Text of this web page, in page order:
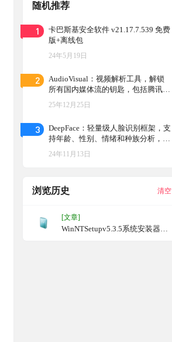
随机推荐
1
卡巴斯基安全软件 v21.17.7.539 免费
版+离线包
24年5月19日
2
AudioVisual：视频解析工具，解锁
所有国内媒体流的钥匙，包括腾讯视
频、爱奇艺、优酷、哔哩哔哩和芒果
TV等
25年12月25日
3
DeepFace：轻量级人脸识别框架，支
持年龄、性别、情绪和种族分析，集
成多种前沿模型，准确度超越人类，
便捷易用的开发工具
24年11月13日
浏览历史 清空
[文章]
WinNTSetupv5.3.5系统安装器，